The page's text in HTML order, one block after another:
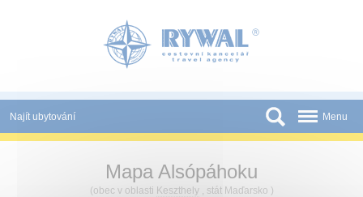
Najít ubytování
Státy
Menu
Mapa Alsópáhoku
(obec v oblasti Keszthely, stát Maďarsko )